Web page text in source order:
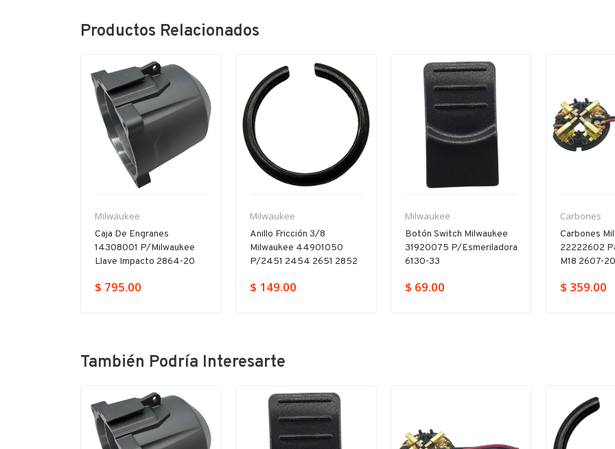
Productos Relacionados
Milwaukee
Caja De Engranes
14308001 P/milwaukee
Llave Impacto 2864-20
$ 795.00
Milwaukee
Anillo Fricción 3/8
Milwaukee 44901050
P/2451 2454 2651 2852
$ 149.00
Milwaukee
Botón Switch Milwaukee
31920075 P/esmeriladora
6130-33
$ 69.00
Carbones
Carbones
22222602
M18 2607-20
$ 359.00
También Podría Interesarte